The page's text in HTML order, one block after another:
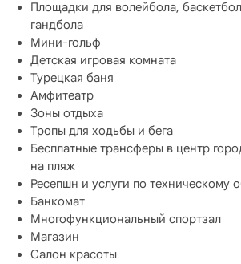
Площадки для волейбола,
гандбола
Мини-гольф
Детская игровая комната
Турецкая баня
Амфитеатр
Зоны отдыха
Тропы для ходьбы и бега
Бесплатные трансферы в центр
на пляж
Ресепшн и услуги по техническому
Банкомат
Многофункциональный спортзал
Магазин
Салон красоты